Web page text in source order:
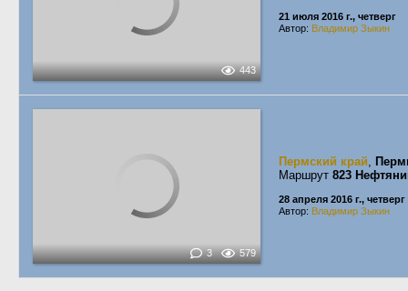
443
21 июля 2016 г., четверг
Автор: Владимир Зыкин
3 579
Пермский край,
Маршрут 823
28 апреля 2016 г., четверг
Автор: Владимир Зыкин